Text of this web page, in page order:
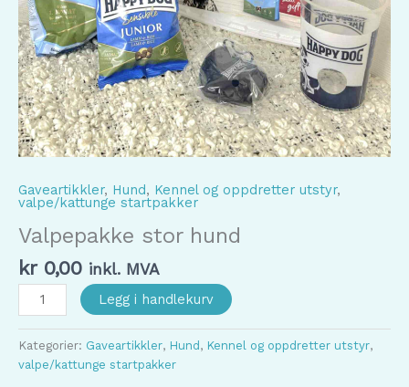
Gaveartikkler, Hund, Kennel og oppdretter utstyr,
valpe/kattunge startpakker
Valpepakke stor hund
kr0,00 inkl. MVA
Valpepakke
stor
hund
antall
Legg i handlekurv
Kategorier: Gaveartikkler, Hund , Kennel og oppdretter utstyr,
valpe/kattunge startpakker